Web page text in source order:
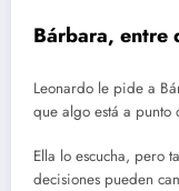
Bárbara, entre
Leonardo le pide a
que algo está a punto
Ella lo escucha, pero
decisiones pueden